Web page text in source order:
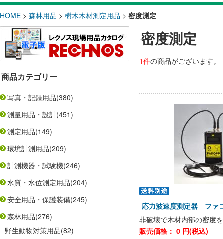
HOME > 森林用品 > 樹木木材測定用品 > 密度測定
商品カテゴリー
写真・記録用品(380)
測量用品・設計(451)
測定用品(149)
環境計測用品(209)
計測機器・試験機(246)
水質・水位測定用品(204)
安全用品・保護装備(245)
森林用品(276)
野生動物対策用品(82)
密度測定
1件の商品がございます。
応力波速度測定器 フ
非破壊で木材内部の密度
販売価格： 0 円(税込)